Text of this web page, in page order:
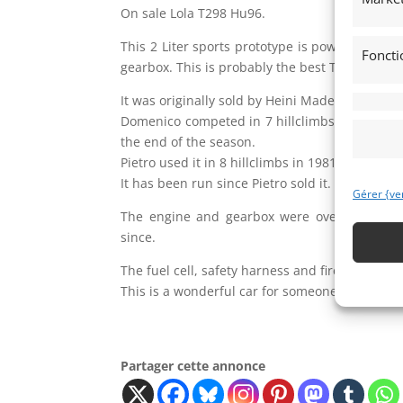
Gérer
On sale Lola T298 Hu96.
This 2 Liter sports prototype is powered by
gearbox. This is probably the best T298
It was originally sold by Heini Mader Racing to
Domenico competed in 7 hillclimbs in 1980
the end of the season.
Pietro used it in 8 hillclimbs in 1981-82. Pietro
It has been run since Pietro sold it.
The engine and gearbox were overhauled
since.
The fuel cell, safety harness and fire bottle are
This is a wonderful car for someone who is
Partager cette annonce